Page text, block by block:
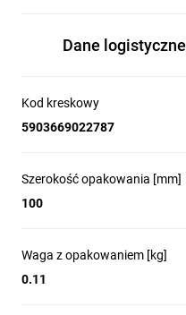
Dane logistyczne
Kod kreskowy
5903669022787
Szerokość opakowania [mm]
100
Waga z opakowaniem [kg]
0.11